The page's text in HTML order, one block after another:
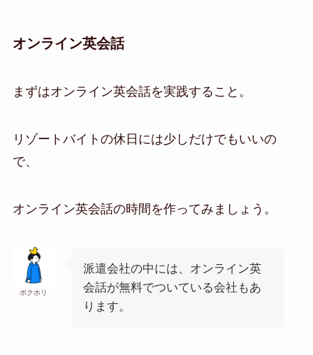
オンライン英会話
まずはオンライン英会話を実践すること。
リゾートバイトの休日には少しだけでもいいの
で、
オンライン英会話の時間を作ってみましょう。
ボクホリ
派遣会社の中には、オンライン英
会話が無料でついている会社もあ
ります。